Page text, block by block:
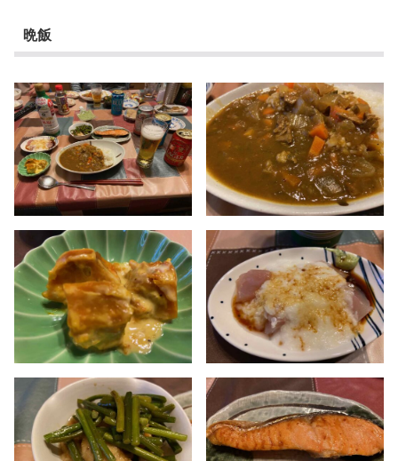
晩飯